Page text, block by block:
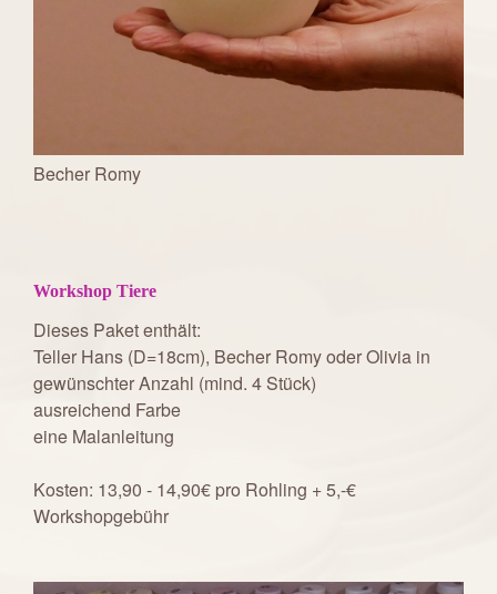
Becher Romy
Workshop Tiere
Dieses Paket enthält:
Teller Hans (D=18cm), Becher Romy oder Olivia in
gewünschter Anzahl (mind. 4 Stück)
ausreichend Farbe
eine Malanleitung
Kosten: 13,90 - 14,90€ pro Rohling + 5,-€
Workshopgebühr